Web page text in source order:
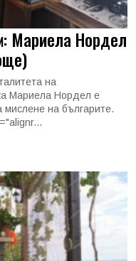
Мариела Нордел
на
Мариела Нордел е
мислене на българите.